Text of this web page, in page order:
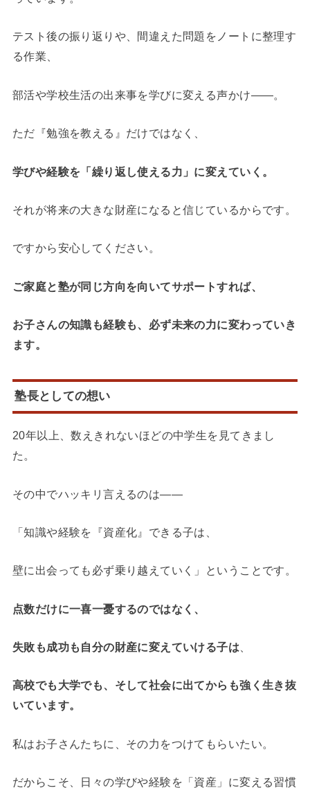
テスト後の振り返りや、間違えた問題をノートに整理す
る作業、
部活や学校生活の出来事を学びに変える声かけ――。
ただ『勉強を教える』だけではなく、
学びや経験を「繰り返し使える力」に変えていく。
それが将来の大きな財産になると信じているからです。
ですから安心してください。
ご家庭と塾が同じ方向を向いてサポートすれば、
お子さんの知識も経験も、必ず未来の力に変わっていき
ます。
塾長としての想い
20年以上、数えきれないほどの中学生を見てきまし
た。
その中でハッキリ言えるのは――
「知識や経験を『資産化』できる子は、
壁に出会っても必ず乗り越えていく」ということです。
点数だけに一喜一憂するのではなく、
失敗も成功も自分の財産に変えていける子は
高校でも大学でも、そして社会に出てからも強く生き抜
いています。
私はお子さんたちに、その力をつけてもらいたい。
だからこそ、日々の学びや経験を「資産」に変える習慣